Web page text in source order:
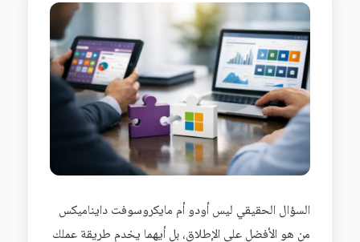
السؤال الحقيقي ليس أودو أم مايكروسوفت دايناميكس
من هو الأفضل على الإطلاق، بل أيهما يخدم طريقة عملك